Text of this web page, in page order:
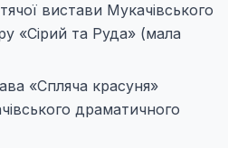
вистави Мукачівського
«Сірий та Руда» (мала
«Спляча красуня»
драматичного